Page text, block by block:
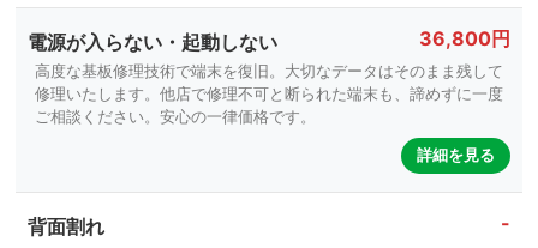
電源が入らない・起動しない 36,800円
高度な基板修理技術で端末を復旧。大切なデータはそのまま残して
修理いたします。他店で修理不可と断られた端末も、諦めずに一度
ご相談ください。安心の一律価格です。
詳細を見る
背面割れ -